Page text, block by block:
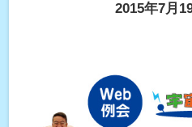
2015年7月